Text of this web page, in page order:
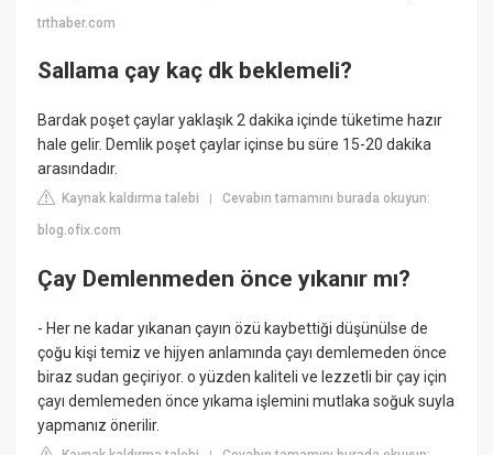
trthaber.com
Sallama çay kaç dk beklemeli?
Bardak poşet çaylar yaklaşık 2 dakika içinde tüketime hazır
hale gelir. Demlik poşet çaylar içinse bu süre 15-20 dakika
arasındadır.
Kaynak kaldırma talebi |Cevabın tamamını burada okuyun:
blog.ofix.com
Çay Demlenmeden önce yıkanır mı?
- Her ne kadar yıkanan çayın özü kaybettiği düşünülse de
çoğu kişi temiz ve hijyen anlamında çayı demlemeden önce
biraz sudan geçiriyor. o yüzden kaliteli ve lezzetli bir çay için
çayı demlemeden önce yıkama işlemini mutlaka soğuk suyla
yapmanız önerilir.